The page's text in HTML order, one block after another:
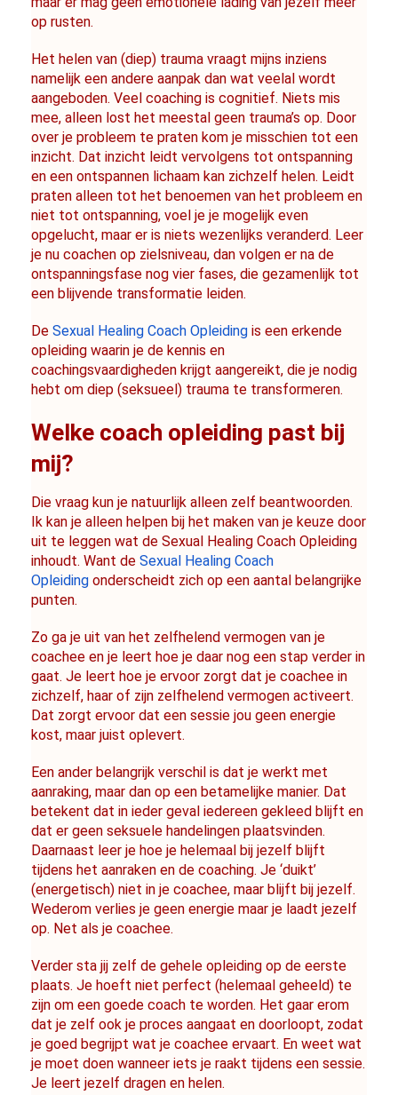
op rusten.
Het helen van (diep) trauma vraagt mijns inziens
namelijk een andere aanpak dan wat veelal wordt
aangeboden. Veel coaching is cognitief. Niets mis
mee, alleen lost het meestal geen trauma’s op. Door
over je probleem te praten kom je misschien tot een
inzicht. Dat inzicht leidt vervolgens tot ontspanning
en een ontspannen lichaam kan zichzelf helen. Leidt
praten alleen tot het benoemen van het probleem en
niet tot ontspanning, voel je je mogelijk even
opgelucht, maar er is niets wezenlijks veranderd. Leer
je nu coachen op zielsniveau, dan volgen er na de
ontspanningsfase nog vier fases, die gezamenlijk tot
een blijvende transformatie leiden.
De Sexual Healing Coach Opleiding is een erkende
opleiding waarin je de kennis en
coachingsvaardigheden krijgt aangereikt, die je nodig
hebt om diep (seksueel) trauma te transformeren.
Welke coach opleiding past bij
mij?
Die vraag kun je natuurlijk alleen zelf beantwoorden.
Ik kan je alleen helpen bij het maken van je keuze door
uit te leggen wat de Sexual Healing Coach Opleiding
inhoudt. Want de Sexual Healing Coach
Opleiding onderscheidt zich op een aantal belangrijke
punten.
Zo ga je uit van het zelfhelend vermogen van je
coachee en je leert hoe je daar nog een stap verder in
gaat. Je leert hoe je ervoor zorgt dat je coachee in
zichzelf, haar of zijn zelfhelend vermogen activeert.
Dat zorgt ervoor dat een sessie jou geen energie
kost, maar juist oplevert.
Een ander belangrijk verschil is dat je werkt met
aanraking, maar dan op een betamelijke manier. Dat
betekent dat in ieder geval iedereen gekleed blijft en
dat er geen seksuele handelingen plaatsvinden.
Daarnaast leer je hoe je helemaal bij jezelf blijft
tijdens het aanraken en de coaching. Je ‘duikt’
(energetisch) niet in je coachee, maar blijft bij jezelf.
Wederom verlies je geen energie maar je laadt jezelf
op. Net als je coachee.
Verder sta jij zelf de gehele opleiding op de eerste
plaats. Je hoeft niet perfect (helemaal geheeld) te
zijn om een goede coach te worden. Het gaar erom
dat je zelf ook je proces aangaat en doorloopt, zodat
je goed begrijpt wat je coachee ervaart. En weet wat
je moet doen wanneer iets je raakt tijdens een sessie.
Je leert jezelf dragen en helen.